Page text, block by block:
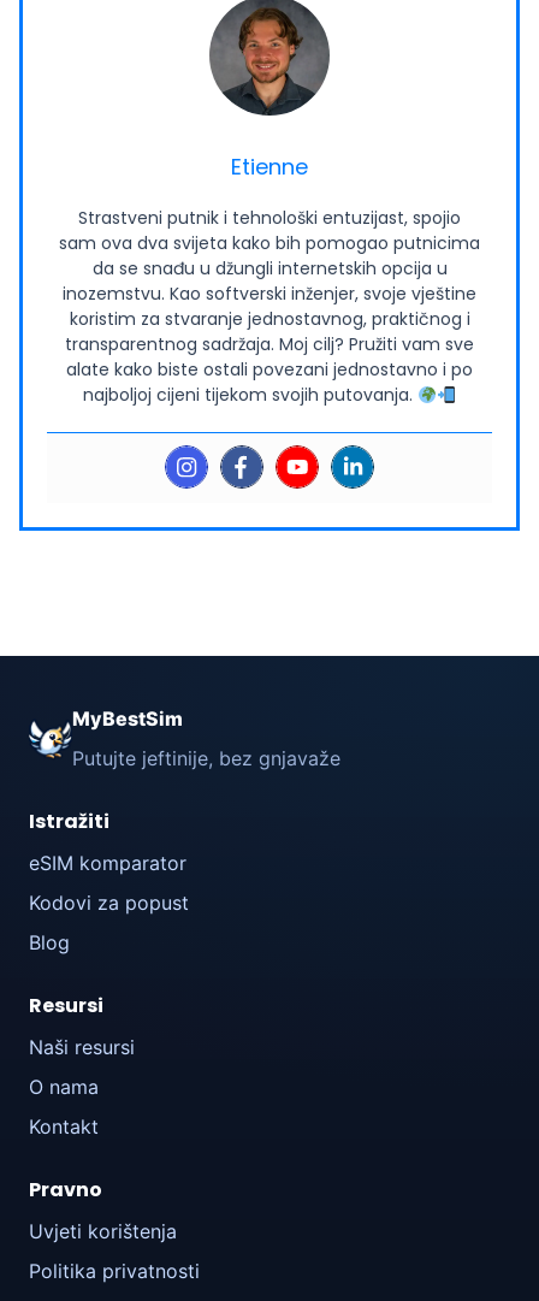
Etienne
Strastveni putnik i tehnološki entuzijast, spojio
sam ova dva svijeta kako bih pomogao putnicima
da se snađu u džungli internetskih opcija u
inozemstvu. Kao softverski inženjer, svoje vještine
koristim za stvaranje jednostavnog, praktičnog i
transparentnog sadržaja. Moj cilj? Pružiti vam sve
alate kako biste ostali povezani jednostavno i po
najboljoj cijeni tijekom svojih putovanja.
MyBestSim
Putujte jeftinije, bez gnjavaže
Istražiti
eSIM komparator
Kodovi za popust
Blog
Resursi
Naši resursi
O nama
Kontakt
Pravno
Uvjeti korištenja
Politika privatnosti